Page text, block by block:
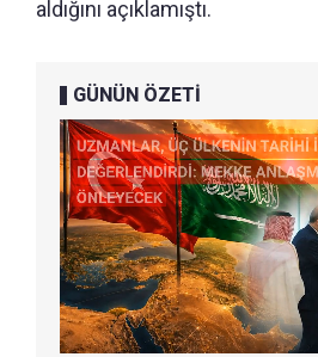
aldığını açıklamıştı.
GÜNÜN ÖZETİ